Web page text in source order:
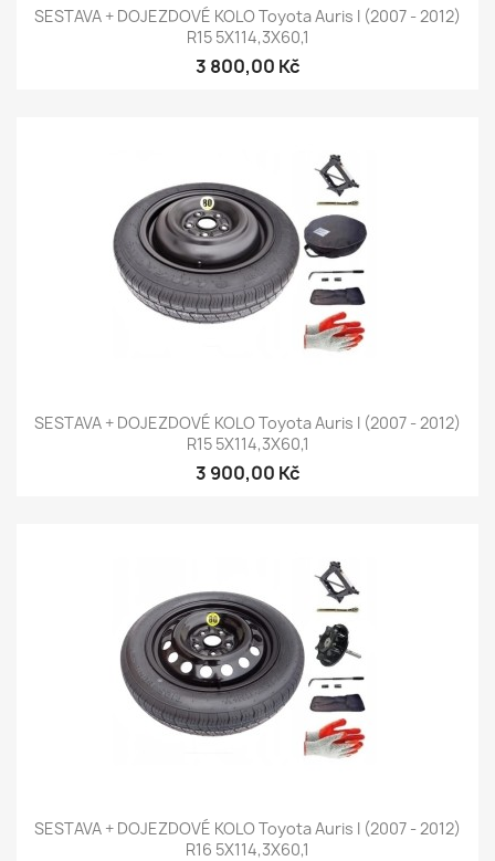
SESTAVA + DOJEZDOVÉ KOLO Toyota Auris I (2007 - 2012)
R15 5X114,3X60,1
3 800,00 Kč
SESTAVA + DOJEZDOVÉ KOLO Toyota Auris I (2007 - 2012)
R15 5X114,3X60,1
3 900,00 Kč
SESTAVA + DOJEZDOVÉ KOLO Toyota Auris I (2007 - 2012)
R16 5X114,3X60,1